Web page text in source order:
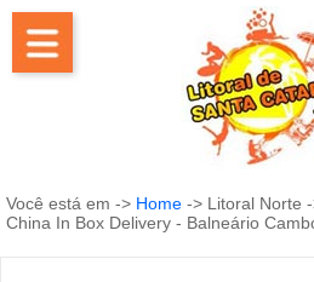
Você está em -> Home -> Litoral Norte
China In Box Delivery - Balneário